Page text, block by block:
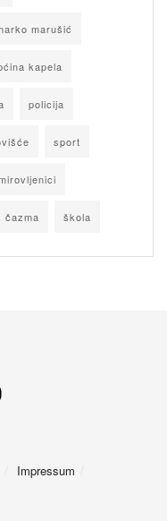
marušić
kapela
policija
sport
čazma škola
Impressum